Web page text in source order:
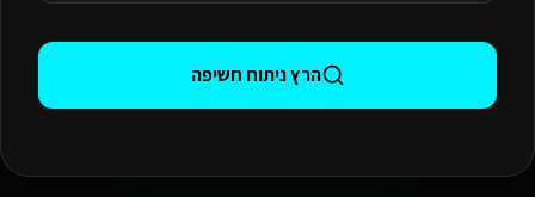
הרץ ניתוח חשיפה